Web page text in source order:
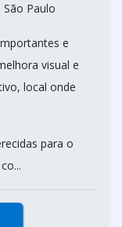
Paulo
e
visual e
local onde
para o